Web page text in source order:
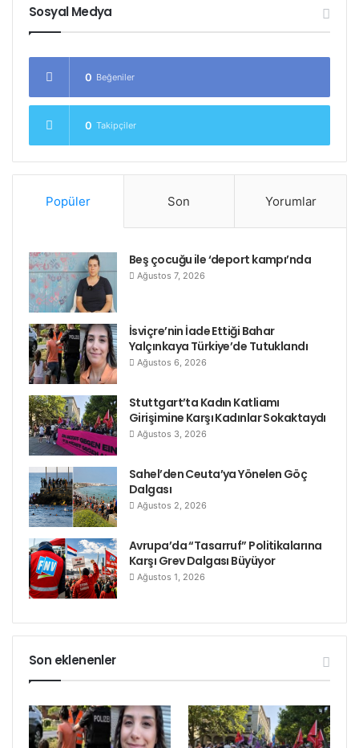
Sendika “grev yapmaktan başka seçeneğimiz yok”
diyor.
Etiketler cinema sektörü
Sosyal Medya
0 Beğeniler
0 Takipçiler
Popüler Son Yorumlar
Beş çocuğu ile ‘deport kampı’nda
Ağustos 7, 2026
İsviçre’nin İade Ettiği Bahar
Yalçınkaya Türkiye’de Tutuklandı
Ağustos 6, 2026
Stuttgart’ta Kadın Katliamı
Girişimine Karşı Kadınlar Sokaktaydı
Ağustos 3, 2026
Sahel’den Ceuta’ya Yönelen Göç
Dalgası
Ağustos 2, 2026
Avrupa’da “Tasarruf” Politikalarına
Karşı Grev Dalgası Büyüyor
Ağustos 1, 2026
Son eklenenler